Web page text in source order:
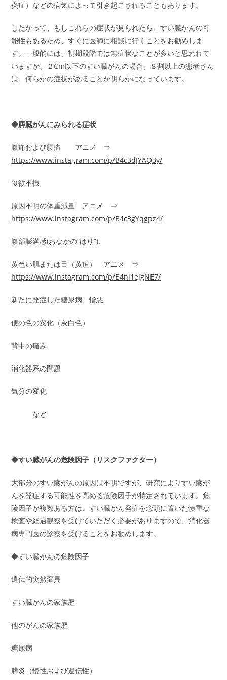
炎症）などの病気によって引き起こされることもあります。
したがって、もしこれらの症状が見られたら、すい臓がんの可
能性もあるため、すぐに医師に相談に行くことをお勧めしま
す。一般的には、初期段階では無症状なことが多いと思われて
いますが、２Cm以下のすい臓がんの場合、８割以上の患者さん
は、何らかの症状があることが明らかになっています。
◆膵臓がんにみられる症状
腹痛および腰痛 アニメ ⇒
https://www.instagram.com/p/B4c3dJYAQ3y/
食欲不振
原因不明の体重減量 アニメ ⇒
https://www.instagram.com/p/B4c3gYqgpz4/
腹部膨満感(おなかの“はり”)、
黄色い肌または目（黄疸） アニメ ⇒
https://www.instagram.com/p/B4ni1ejgNE7/
新たに発症した糖尿病、憎悪
便の色の変化（灰白色）
背中の痛み
消化器系の問題
気分の変化
など
◆すい臓がんの危険因子（リスクファクター）
大部分のすい臓がんの原因は不明ですが、研究によりすい臓が
んを発症する可能性を高める危険因子が特定されています。危
険因子が複数ある方は、すい臓がん発症を念頭に置いた慎重な
検査や経過観察を受けていただく必要がありますので、消化器
病専門医の診察を受けることをお勧めします。
◆すい臓がんの危険因子
遺伝的突然変異
すい臓がんの家族歴
他のがんの家族歴
糖尿病
膵炎（慢性および遺伝性）